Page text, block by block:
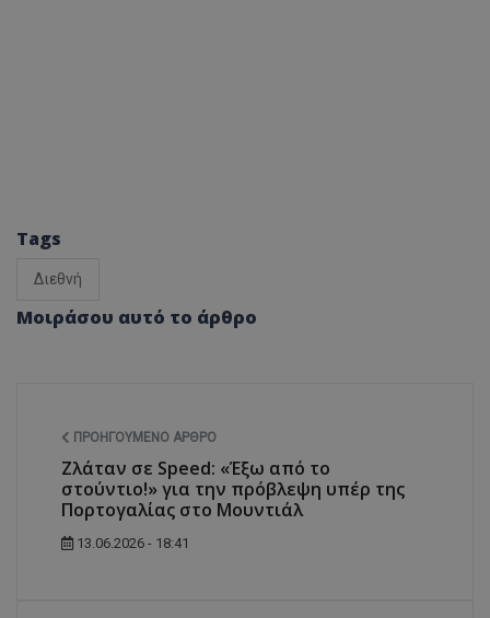
Tags
Διεθνή
Μοιράσου αυτό το άρθρο
ΠΡΟΗΓΟΎΜΕΝΟ ΆΡΘΡΟ
Ζλάταν σε Speed: «Έξω από το
στούντιο!» για την πρόβλεψη υπέρ της
Πορτογαλίας στο Μουντιάλ
13.06.2026 - 18:41